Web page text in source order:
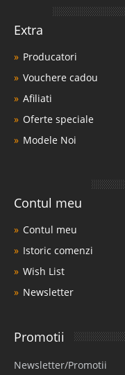
Extra
Producatori
Vouchere cadou
Afiliati
Oferte speciale
Modele Noi
Contul meu
Contul meu
Istoric comenzi
Wish List
Newsletter
Promotii
Newsletter/Promotii